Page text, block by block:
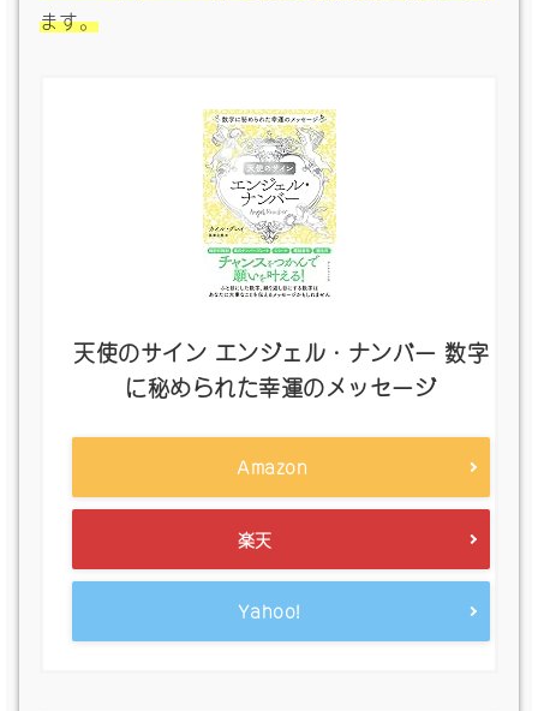
ます。
天使のサイン エンジェル・ナンバー 数字
に秘められた幸運のメッセージ
Amazon
楽天
Yahoo!